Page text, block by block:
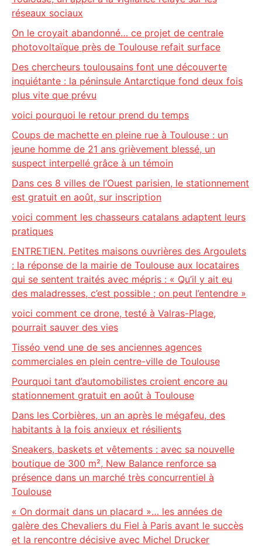
réseaux sociaux
On le croyait abandonné… ce projet de centrale
photovoltaïque près de Toulouse refait surface
Des chercheurs toulousains font une découverte
inquiétante : la péninsule Antarctique fond deux fois
plus vite que prévu
voici pourquoi le retour prend du temps
Coups de machette en pleine rue à Toulouse : un
jeune homme de 21 ans grièvement blessé, un
suspect interpellé grâce à un témoin
Dans ces 8 villes de l’Ouest parisien, le stationnement
est gratuit en août, sur inscription
voici comment les chasseurs catalans adaptent leurs
pratiques
ENTRETIEN. Petites maisons ouvrières des Argoulets
: la réponse de la mairie de Toulouse aux locataires
qui se sentent traités avec mépris : « Qu’il y ait eu
des maladresses, c’est possible ; on peut l’entendre »
voici comment ce drone, testé à Valras-Plage,
pourrait sauver des vies
Tisséo vend une de ses anciennes agences
commerciales en plein centre-ville de Toulouse
Pourquoi tant d’automobilistes croient encore au
stationnement gratuit en août à Toulouse
Dans les Corbières, un an après le mégafeu, des
habitants à la fois anxieux et résilients
Sneakers, baskets et vêtements : avec sa nouvelle
boutique de 300 m², New Balance renforce sa
présence dans un marché très concurrentiel à
Toulouse
« On dormait dans un placard »… les années de
galère des Chevaliers du Fiel à Paris avant le succès
et la rencontre décisive avec Michel Drucker